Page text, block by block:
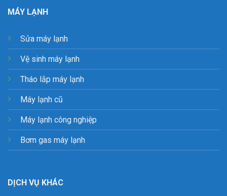
MÁY LẠNH
Sửa máy lạnh
Vệ sinh máy lạnh
Tháo lắp máy lạnh
Máy lạnh cũ
Máy lạnh công nghiệp
Bơm gas máy lạnh
DỊCH VỤ KHÁC